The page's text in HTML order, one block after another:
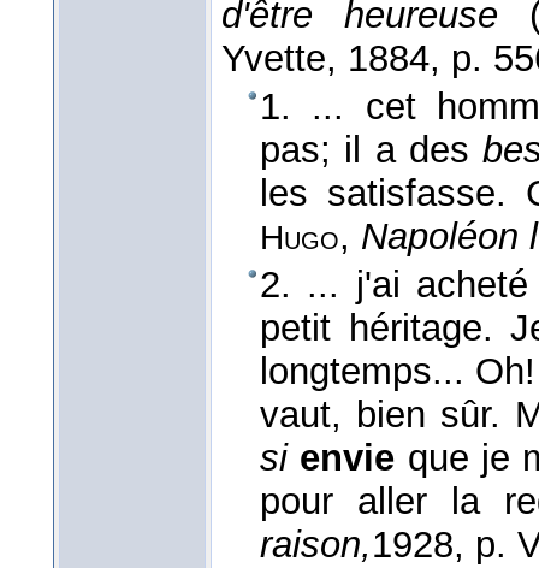
d'être heureuse
Yvette, 1884, p.
1. ... cet
pas; il a des
les
Hugo, Napoléon
2. ... j'ai
petit héritage.
longtemps...
vaut, bien sûr.
si envie que je
pour aller la
raison,1928, p.